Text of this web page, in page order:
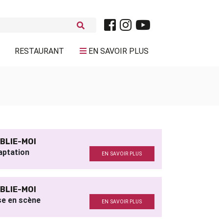
RESTAURANT EN SAVOIR PLUS
MOI
EN SAVOIR PLUS
MOI
en scène EN SAVOIR PLUS